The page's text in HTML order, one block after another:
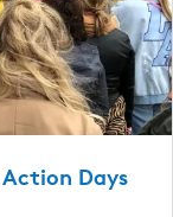
Days